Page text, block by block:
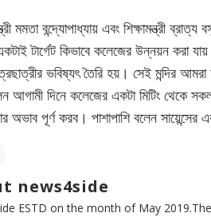
মমতা বন্দ্যোপাধ্যায় এবং শিক্ষামন্ত্রী
টার্গেট কিভাবে কলেজের উন্নয়ন করা
ভবিষ্যৎ তৈরি হয়। সেই মন্দির
আগামী দিনে কলেজের একটা মিটিং থেকে
পূর্ণ করব। পাশাপাশি বলেন সায়েন্সের
news4side
ESTD on the month of May